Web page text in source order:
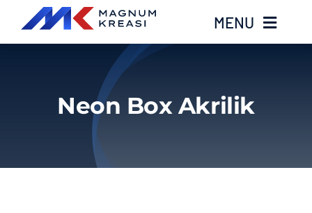
content
MENU
ServicesNeon Box Akrilik